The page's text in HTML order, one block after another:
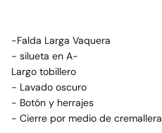
-Falda Larga Vaquera
- silueta en A-
Largo tobillero
- Lavado oscuro
- Botón y herrajes
- Cierre por medio de cremallera